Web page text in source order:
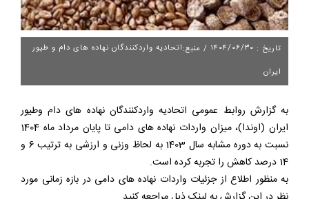
تاریخ : ۱۴۰۴/۰۶/۳۰ / منبع:اتحادیه واردکنندگان نهاده های دام و طیور
ایران
به گزارش روابط عمومی اتحادیه واردکنندگان نهاده های دام وطیور
ایران (اوندا)، میزان واردات نهاده های دامی تا پایان مرداد ماه 1404
نسبت به دوره مشابه سال 1403 به لحاظ وزنی و ارزشی به ترتیب 6 و
14 درصد کاهش را تجربه کرده است.
به منظور اطلاع از جزئیات واردات نهاده های دامی در بازه زمانی مورد